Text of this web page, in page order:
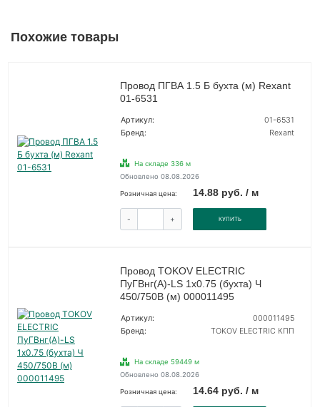
Похожие товары
Провод ПГВА 1.5 Б бухта (м) Rexant
01-6531
Артикул:
01-6531
Бренд:
Rexant
На складе 336 м
Обновлено 08.08.2026
Розничная цена: 14.88 руб. / м
- + КУПИТЬ
Провод TOKOV ELECTRIC
ПуГВнг(А)-LS 1х0.75 (бухта) Ч
450/750В (м) 000011495
Артикул:
000011495
Бренд:
TOKOV ELECTRIC КПП
На складе 59449 м
Обновлено 08.08.2026
Розничная цена: 14.64 руб. / м